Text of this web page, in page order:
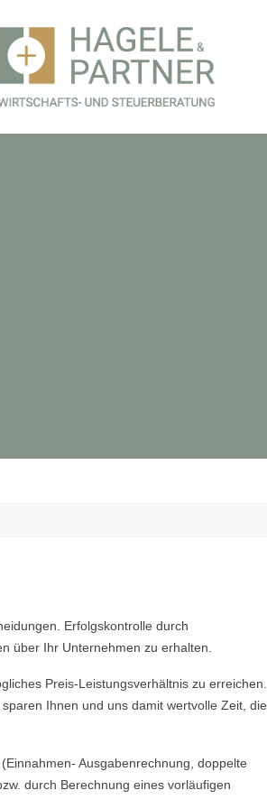
Erfolgskontrolle durch
über Ihr Unternehmen zu erhalten.
Preis-Leistungsverhältnis zu erreichen.
Ihnen und uns damit wertvolle Zeit, die
Ausgabenrechnung, doppelte
durch Berechnung eines vorläufigen